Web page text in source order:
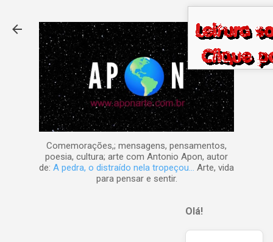
Comemorações,; mensagens, pensamentos,
poesia, cultura; arte com Antonio Apon, autor
de: A pedra, o distraído nela tropeçou... Arte, vida
para pensar e sentir.
Olá!